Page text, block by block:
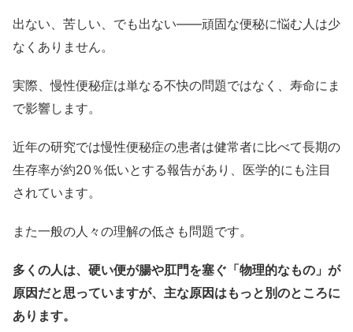
出ない、苦しい、でも出ない――頑固な便秘に悩む人は少
なくありません。
実際、慢性便秘症は単なる不快の問題ではなく、寿命にま
で影響します。
近年の研究では慢性便秘症の患者は健常者に比べて長期の
生存率が約20％低いとする報告があり、医学的にも注目
されています。
また一般の人々の理解の低さも問題です。
多くの人は、硬い便が腸や肛門を塞ぐ「物理的なもの」が
原因だと思っていますが、主な原因はもっと別のところに
あります。